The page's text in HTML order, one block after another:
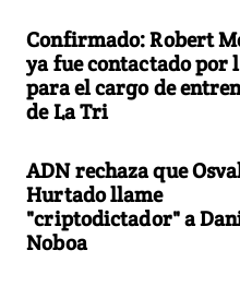
Confirmado: Robert
ya fue contactado por
para el cargo de
de La Tri
ADN rechaza que
Hurtado llame
"criptodictador" a
Noboa